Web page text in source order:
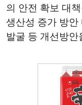
의 안전 확보 대
생산성 증가 방안
발굴 등 개선방안